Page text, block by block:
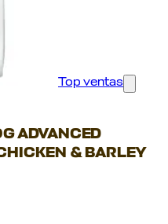
Top ventas
ADVANCED
& BARLEY